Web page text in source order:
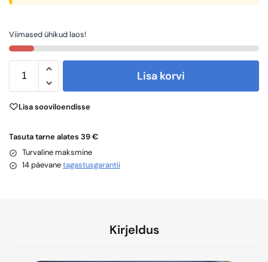
Viimased ühikud laos!
Lisa korvi
Lisa sooviloendisse
Tasuta tarne alates 39 €
Turvaline maksmine
14 päevanetagastusgarantii
Kirjeldus